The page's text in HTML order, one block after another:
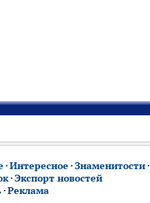
·Интересное ·Знаменитости·
·Экспорт новостей
·Реклама